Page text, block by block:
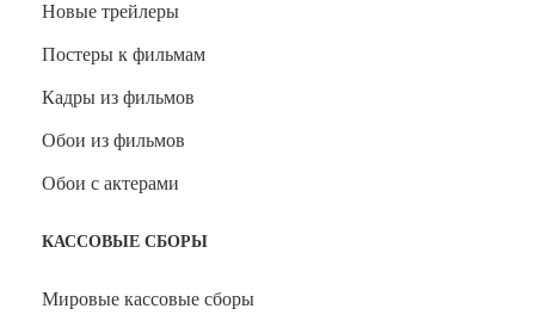
Новые трейлеры
Постеры к фильмам
Кадры из фильмов
Обои из фильмов
Обои с актерами
КАССОВЫЕ СБОРЫ
Мировые кассовые сборы